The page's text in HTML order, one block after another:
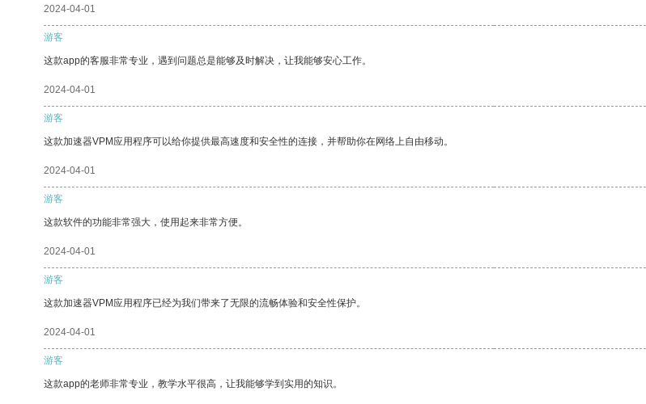
2024-04-01
游客
这款app的客服非常专业，遇到问题总是能够及时解决，让我能够安心工作。
2024-04-01
游客
这款加速器VPM应用程序可以给你提供最高速度和安全性的连接，并帮助你在网络上自由移动。
2024-04-01
游客
这款软件的功能非常强大，使用起来非常方便。
2024-04-01
游客
这款加速器VPM应用程序已经为我们带来了无限的流畅体验和安全性保护。
2024-04-01
游客
这款app的老师非常专业，教学水平很高，让我能够学到实用的知识。